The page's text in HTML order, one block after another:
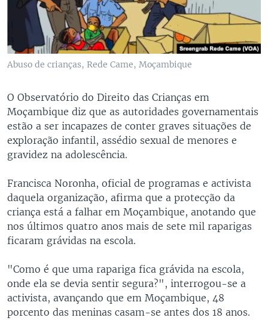
Abuso de crianças, Rede Came, Moçambique
O Observatório do Direito das Crianças em
Moçambique diz que as autoridades governamentais
estão a ser incapazes de conter graves situações de
exploração infantil, assédio sexual de menores e
gravidez na adolescência.
Francisca Noronha, oficial de programas e activista
daquela organização, afirma que a protecção da
criança está a falhar em Moçambique, anotando que
nos últimos quatro anos mais de sete mil raparigas
ficaram grávidas na escola.
"Como é que uma rapariga fica grávida na escola,
onde ela se devia sentir segura?", interrogou-se a
activista, avançando que em Moçambique, 48
porcento das meninas casam-se antes dos 18 anos.